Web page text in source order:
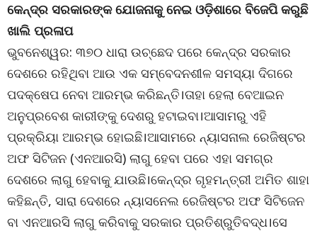
କେନ୍ଦ୍ର ସରକାରଙ୍କ ଯୋଜନାକୁ ନେଇ ଓଡ଼ିଶାରେ ବିଜେପି କରୁଛି
ଖାଲି ପ୍ରଳାପ
ଭୁବନେଶ୍ୱର: ୩୭୦ ଧାରା ଉଚ୍ଛେଦ ପରେ କେନ୍ଦ୍ର ସରକାର
ଦେଶରେ ରହିଥିବା ଆଉ ଏକ ସମ୍ବେଦନଶୀଳ ସମସ୍ୟା ଦିଗରେ
ପଦକ୍ଷେପ ନେବା ଆରମ୍ଭ କରିଛନ୍ତି।ତାହା ହେଲା ବେଆଇନ
ଅନୁପ୍ରବେଶ କାରୀଙ୍କୁ ଦେଶରୁ ହଟାଇବା।ଆସାମରୁ ଏହି
ପ୍ରକ୍ରିୟା ଆରମ୍ଭ ହୋଇଛି।ଆସାମରେ ନ୍ୟାସନାଲ ରେଜିଷ୍ଟର
ଅଫ ସିଟିଜନ (ଏନଆରସି) ଲାଗୁ ହେବା ପରେ ଏହା ସମଗ୍ର
ଦେଶରେ ଲାଗୁ ହେବାକୁ ଯାଉଛି।କେନ୍ଦ୍ର ଗୃହମନ୍ତ୍ରୀ ଅମିତ ଶାହା
କହିଛନ୍ତି, ସାରା ଦେଶରେ ନ୍ୟାସନେଲ ରେଜିଷ୍ଟର ଅଫ ସିଟିଜେନ
ବା ଏନଆରସି ଲାଗୁ କରିବାକୁ ସରକାର ପ୍ରତିଶ୍ରୁତିବଦ୍ଧ।ସେ